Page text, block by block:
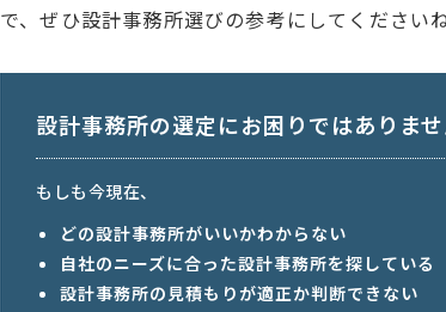
で、ぜひ設計事務所選びの参考にしてくださいね
設計事務所の選定にお困りではありませ
もしも今現在、
どの設計事務所がいいかわからない
自社のニーズに合った設計事務所を探している
設計事務所の見積もりが適正か判断できない